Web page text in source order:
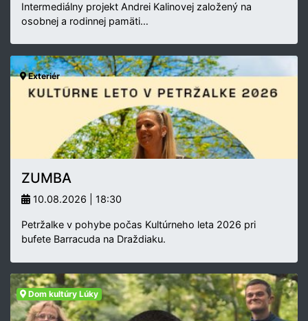
Intermediálny projekt Andrei Kalinovej založený na
osobnej a rodinnej pamäti…
Exteriér
ZUMBA
10.08.2026 | 18:30
Petržalke v pohybe počas Kultúrneho leta 2026 pri
bufete Barracuda na Draždiaku.
Dom kultúry Lúky